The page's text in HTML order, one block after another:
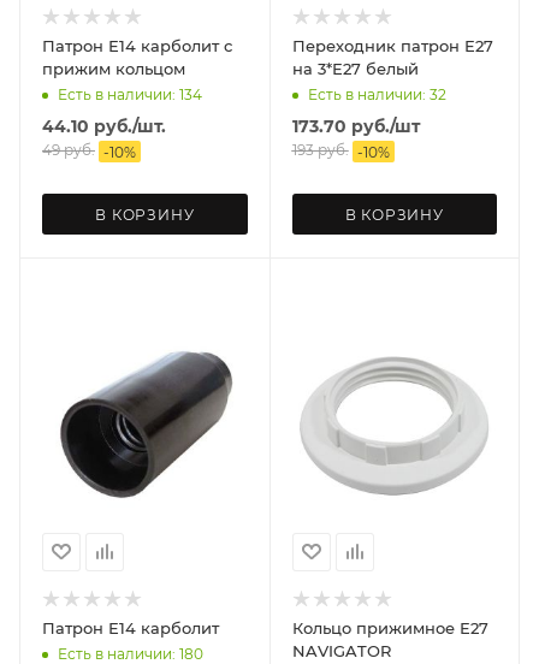
Патрон Е14 карболит с
прижим кольцом
Есть в наличии: 134
44.10 руб./шт.
49руб. -10%
В КОРЗИНУ
Переходник патрон Е27
на 3*Е27 белый
Есть в наличии: 32
173.70 руб./шт
193руб. -10%
В КОРЗИНУ
Патрон Е14 карболит
Есть в наличии: 180
Кольцо прижимное Е27
NAVIGATOR